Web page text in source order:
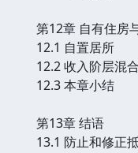
第12章 自有住房
12.1 自置居所
12.2 收入阶层混合
12.3 本章小结
第13章 结语
13.1 防止和修正